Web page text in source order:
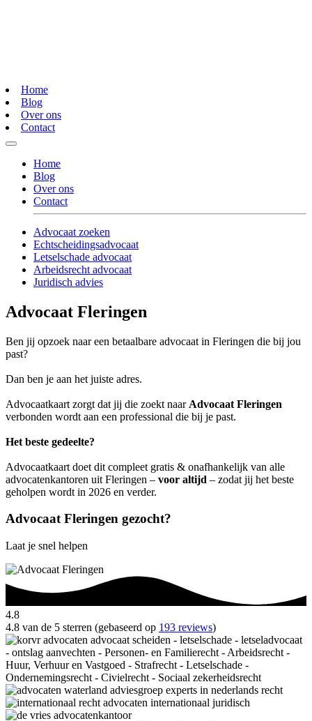
Home
Blog
Over ons
Contact
Home
Blog
Over ons
Contact
Advocaat zoeken
Echtscheidingsadvocaat
Letselschade advocaat
Arbeidsrecht advocaat
Juridisch advies
Advocaat Fleringen
Ben jij opzoek naar een betaalbare advocaat in Fleringen die bij jou
past?
Dan ben je aan het juiste adres.
Advocaatkaart zorgt dat jij die zoekt naar Advocaat Fleringen
verbonden wordt aan een professional die bij je past.
Het beste gedeelte?
Advocaatkaart doet dit compleet gratis & onafhankelijk van alle
advocatenkantoren uit Fleringen – voor altijd – zodat jij het beste
geholpen wordt in 2026 en verder.
Advocaat Fleringen gezocht?
Laat je snel helpen
4.8
4.8 van de 5 sterren (gebaseerd op 193 reviews)